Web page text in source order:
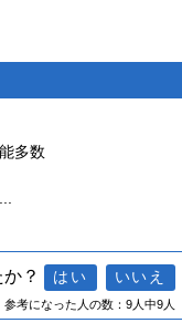
多数
？
参考になった人の数：9人中9人